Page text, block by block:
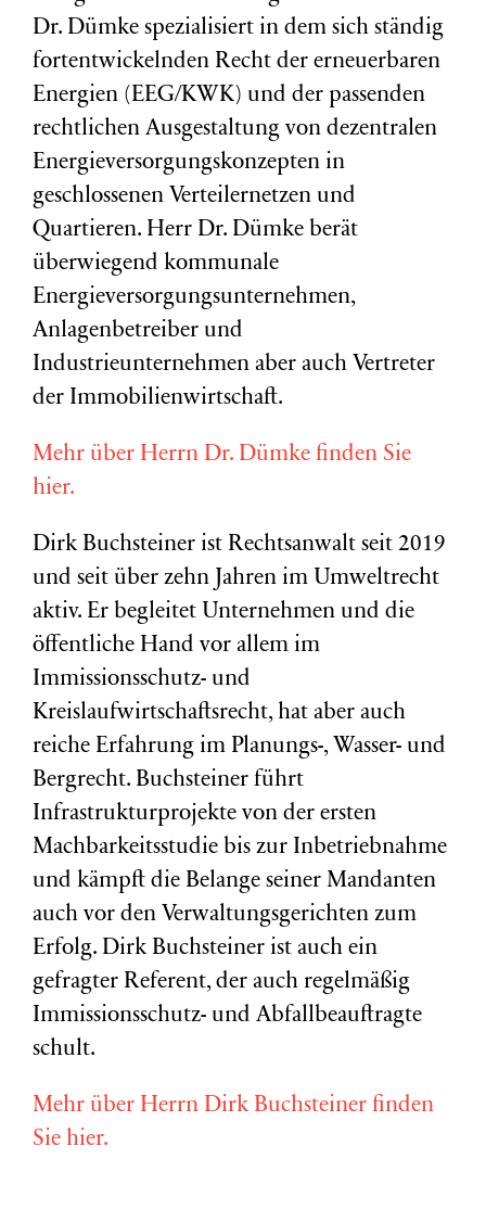
Dr. Dümke spezialisiert in dem sich ständig
fortentwickelnden Recht der erneuerbaren
Energien (EEG/KWK) und der passenden
rechtlichen Ausgestaltung von dezentralen
Energieversorgungskonzepten in
geschlossenen Verteilernetzen und
Quartieren. Herr Dr. Dümke berät
überwiegend kommunale
Energieversorgungsunternehmen,
Anlagenbetreiber und
Industrieunternehmen aber auch Vertreter
der Immobilienwirtschaft.
Mehr über Herrn Dr. Dümke finden Sie
hier.
Dirk Buchsteiner ist Rechtsanwalt seit 2019
und seit über zehn Jahren im Umweltrecht
aktiv. Er begleitet Unternehmen und die
öffentliche Hand vor allem im
Immissionsschutz- und
Kreislaufwirtschaftsrecht, hat aber auch
reiche Erfahrung im Planungs-, Wasser- und
Bergrecht. Buchsteiner führt
Infrastrukturprojekte von der ersten
Machbarkeitsstudie bis zur Inbetriebnahme
und kämpft die Belange seiner Mandanten
auch vor den Verwaltungsgerichten zum
Erfolg. Dirk Buchsteiner ist auch ein
gefragter Referent, der auch regelmäßig
Immissionsschutz- und Abfallbeauftragte
schult.
Mehr über Herrn Dirk Buchsteiner finden
Sie hier.